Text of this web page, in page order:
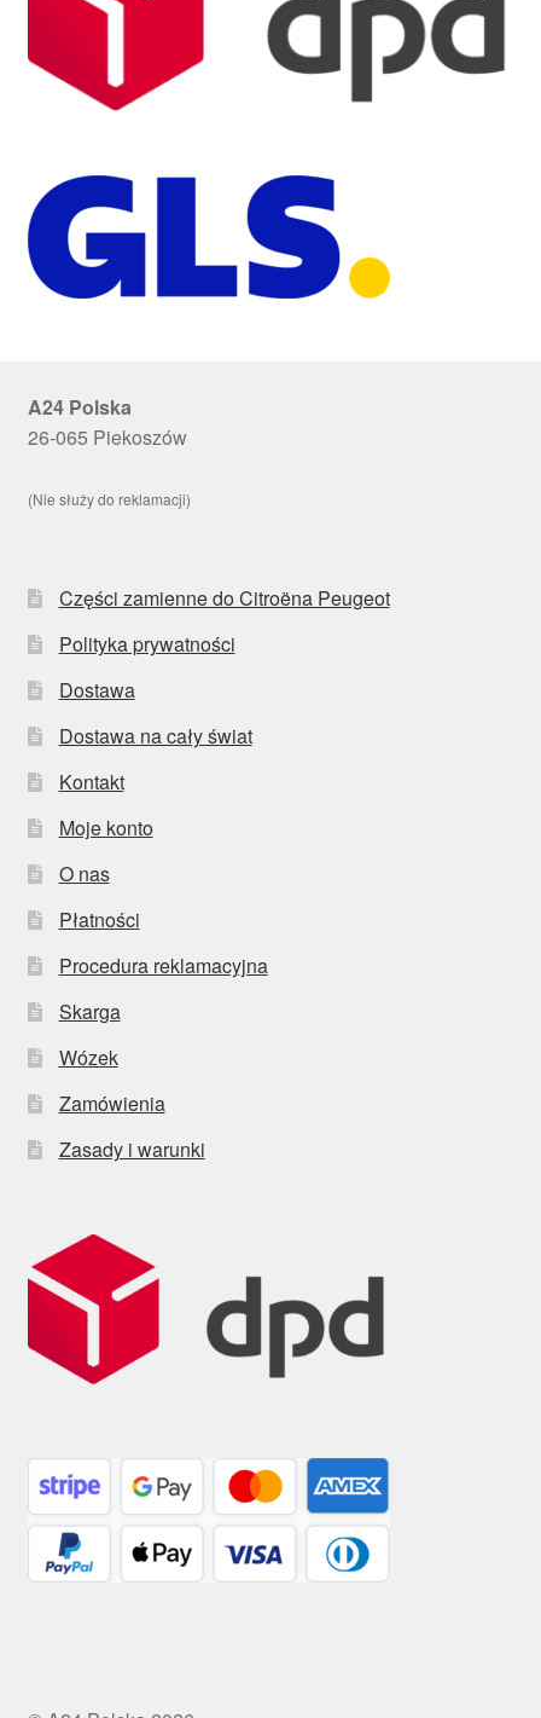
A24 Polska
26-065 Piekoszów
(Nie służy do reklamacji)
Części zamienne do Citroëna Peugeot
Polityka prywatności
Dostawa
Dostawa na cały świat
Kontakt
Moje konto
O nas
Płatności
Procedura reklamacyjna
Skarga
Wózek
Zamówienia
Zasady i warunki